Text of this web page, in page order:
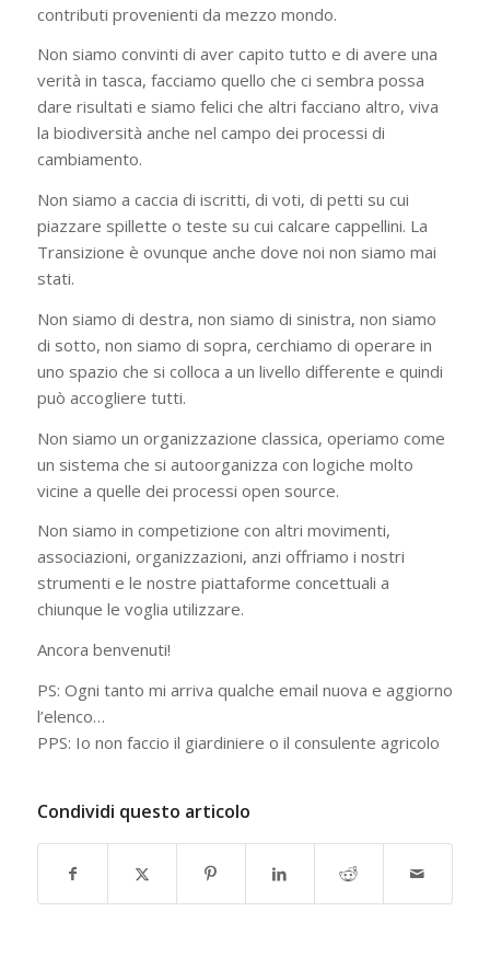
contributi provenienti da mezzo mondo.
Non siamo convinti di aver capito tutto e di avere una
verità in tasca, facciamo quello che ci sembra possa
dare risultati e siamo felici che altri facciano altro, viva
la biodiversità anche nel campo dei processi di
cambiamento.
Non siamo a caccia di iscritti, di voti, di petti su cui
piazzare spillette o teste su cui calcare cappellini. La
Transizione è ovunque anche dove noi non siamo mai
stati.
Non siamo di destra, non siamo di sinistra, non siamo
di sotto, non siamo di sopra, cerchiamo di operare in
uno spazio che si colloca a un livello differente e quindi
può accogliere tutti.
Non siamo un organizzazione classica, operiamo come
un sistema che si autoorganizza con logiche molto
vicine a quelle dei processi open source.
Non siamo in competizione con altri movimenti,
associazioni, organizzazioni, anzi offriamo i nostri
strumenti e le nostre piattaforme concettuali a
chiunque le voglia utilizzare.
Ancora benvenuti!
PS: Ogni tanto mi arriva qualche email nuova e aggiorno
l’elenco…
PPS: Io non faccio il giardiniere o il consulente agricolo
Condividi questo articolo